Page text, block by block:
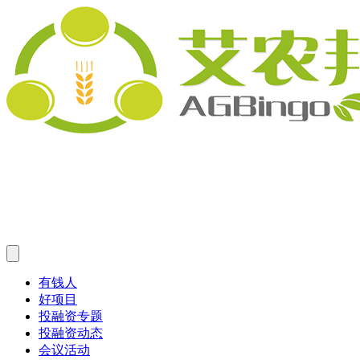
有钱人
好项目
投融资专题
投融资动态
会议活动